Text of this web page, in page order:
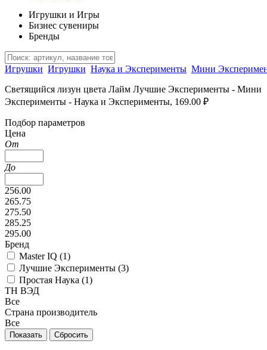
Игрушки и Игры
Бизнес сувениры
Бренды
Игрушки Игрушки Наука и Эксперименты Мини
Светящийся лизун цвета Лайм Лучшие Эксперименты - Мини
Эксперименты - Наука и Эксперименты, 169.00 ₽
Подбор параметров
Цена
От
До
256.00
265.75
275.50
285.25
295.00
Бренд
Master IQ (1)
Лучшие Эксперименты (3)
Простая Наука (1)
ТН ВЭД
Все
Страна производитель
Все